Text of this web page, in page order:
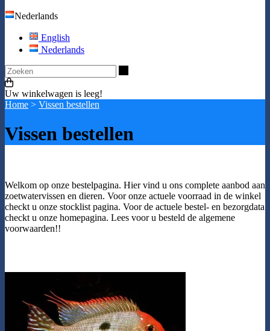
Nederlands
English
Nederlands
Uw winkelwagen is leeg!
Home > Vissen bestellen
Vissen bestellen
Welkom op onze bestelpagina. Hier vind u ons complete aanbod aan
zoetwatervissen en dieren. Voor onze actuele voorraad in de winkel
checkt u onze stocklist pagina. Voor de actuele bestel- en bezorgdata
checkt u onze homepagina. Lees voor u besteld de algemene
voorwaarden!!